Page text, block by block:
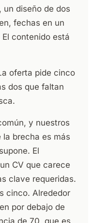
un diseño de dos
fechas en un
contenido está
oferta pide cinco
dos que faltan
y nuestros
brecha es más
El
CV que carece
clave requeridas.
cinco. Alrededor
por debajo de
de 70, que es